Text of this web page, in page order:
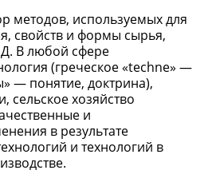
методов, используемых для
свойств и формы сырья,
В любой сфере
(греческое «techne» —
— понятие, доктрина),
сельское хозяйство
и
в результате
и технологий в